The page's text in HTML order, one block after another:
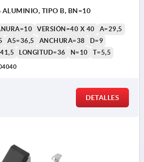
TIPO B, BN=10
VERSIÓN=40 X 40
A=29,5
A5=36,5 ANCHURA=38
D=9
LONGITUD=36 N=10 T=5,5
DETALLES